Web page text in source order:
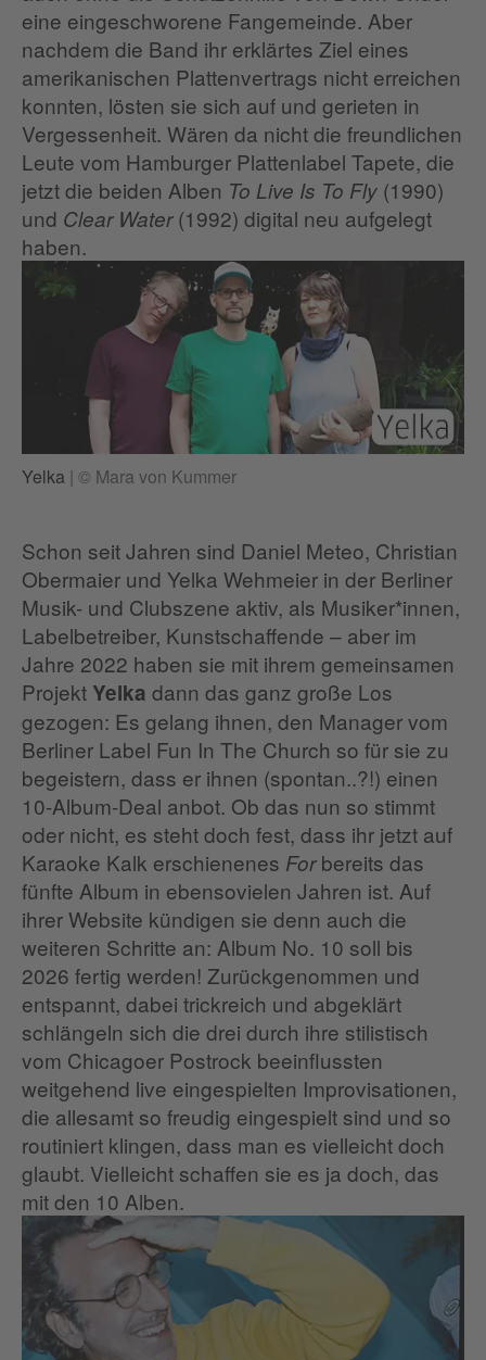
eine eingeschworene Fangemeinde. Aber
nachdem die Band ihr erklärtes Ziel eines
amerikanischen Plattenvertrags nicht erreichen
konnten, lösten sie sich auf und gerieten in
Vergessenheit. Wären da nicht die freundlichen
Leute vom Hamburger Plattenlabel Tapete, die
jetzt die beiden Alben To Live Is To Fly (1990)
und Clear Water(1992) digital neu aufgelegt
haben.
Yelka | © Mara von Kummer
Schon seit Jahren sind Daniel Meteo, Christian
Obermaier und Yelka Wehmeier in der Berliner
Musik- und Clubszene aktiv, als Musiker*innen,
Labelbetreiber, Kunstschaffende – aber im
Jahre 2022 haben sie mit ihrem gemeinsamen
Projekt Yelka dann das ganz große Los
gezogen: Es gelang ihnen, den Manager vom
Berliner Label Fun In The Church so für sie zu
begeistern, dass er ihnen (spontan..?!) einen
10-Album-Deal anbot. Ob das nun so stimmt
oder nicht, es steht doch fest, dass ihr jetzt auf
Karaoke Kalk erschienenes Forbereits das
fünfte Album in ebensovielen Jahren ist. Auf
ihrer Website kündigen sie denn auch die
weiteren Schritte an: Album No. 10 soll bis
2026 fertig werden! Zurückgenommen und
entspannt, dabei trickreich und abgeklärt
schlängeln sich die drei durch ihre stilistisch
vom Chicagoer Postrock beeinflussten
weitgehend live eingespielten Improvisationen,
die allesamt so freudig eingespielt sind und so
routiniert klingen, dass man es vielleicht doch
glaubt. Vielleicht schaffen sie es ja doch, das
mit den 10 Alben.